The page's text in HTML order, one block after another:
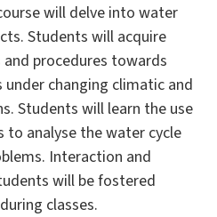
will delve into water
Students will acquire
procedures towards
changing climatic and
Students will learn the use
to analyse the water cycle
Interaction and
will be fostered
classes.